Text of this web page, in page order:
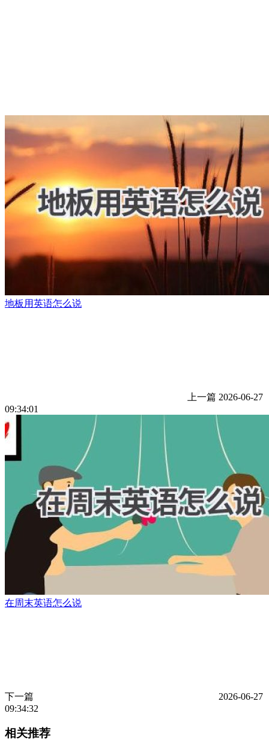
地板用英语怎么说
上一篇 2026-06-27
09:34:01
在周末英语怎么说
下一篇
2026-06-27
09:34:32
相关推荐